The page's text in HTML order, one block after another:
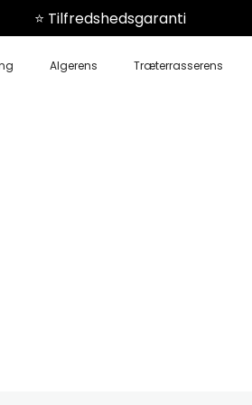
⭐️ Tilfredshedsgaranti
Algerens Træterrasserens